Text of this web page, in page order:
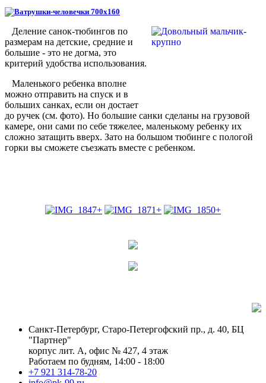
Деление санок-тюбингов по
размерам на детские, средние и
большие - это не догма, это
критерий удобства использования.
Маленького ребенка вполне
можно отправить на спуск и в
больших санках, если он достает
до ручек (см. фото). Но большие санки сделаны на грузовой
камере, они сами по себе тяжелее, маленькому ребенку их
сложно затащить вверх. Зато на большом тюбинге с пологой
горки вы сможете съезжать вместе с ребенком.
Санкт-Петербург, Старо-Петергофский пр., д. 40, БЦ
"Партнер"
корпус лит. А, офис № 427, 4 этаж
Работаем по будням, 14:00 - 18:00
+7 921 314-78-20